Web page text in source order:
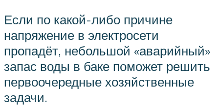
Если по какой-либо причине
напряжение в электросети
пропадёт, небольшой «аварийный»
запас воды в баке поможет решить
первоочередные хозяйственные
задачи.